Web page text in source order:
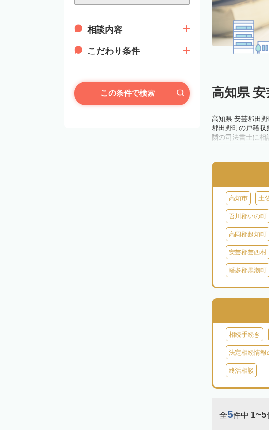
相談内容
こだわり条件
この条件で検索 高知県
高知県 安芸郡田
郡田野町の戸籍収
隣の司法書士に相
高知市 土
吾川郡いの町
高岡郡越知町
安芸郡芸西村
幡多郡黒潮町
相続手続き
法定相続情報
終活相談
全5件中 1~5